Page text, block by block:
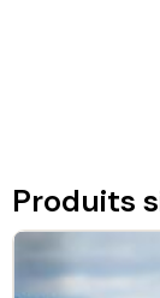
Produits